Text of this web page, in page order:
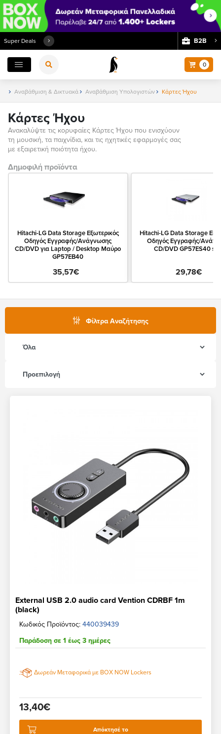
Super Deals Β2Β
0
Αναβάθμιση & Δικτυακά Αναβάθμιση Υπολογιστών Κάρτες Ήχου
Κάρτες Ήχου
Ανακαλύψτε τις κορυφαίες Κάρτες Ήχου που ενισχύουν
τη μουσική, τα παιχνίδια, και τις ηχητικές εφαρμογές σας
με εξαιρετική ποιότητα ήχου.
Δημοφιλή προϊόντα
Hitachi-LG Data Storage Εξωτερικός
Οδηγός Εγγραφής/Ανάγνωσης
CD/DVD για Laptop / Desktop Μαύρο
GP57EB40
35,57€
Hitachi-LG Data Storage
Οδηγός Εγγραφής/
CD/DVD GP57ES40
29,78€
Φίλτρα Αναζήτησης
External USB 2.0 audio card Vention CDRBF 1m
(black)
Κωδικός Προϊόντος: 440039439
Παράδοση σε 1 έως 3 ημέρες
Δωρεάν Μεταφορικά με BOX NOW Lockers
13,40€
Απόκτησέ το